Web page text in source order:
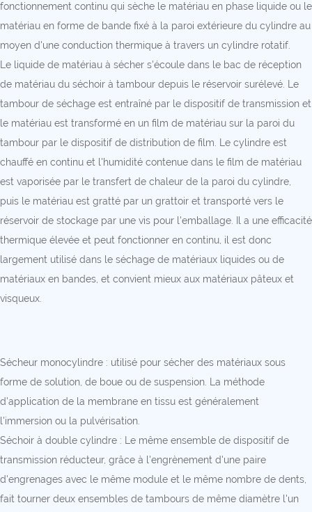
fonctionnement continu qui sèche le matériau en phase liquide ou le
matériau en forme de bande fixé à la paroi extérieure du cylindre au
moyen d'une conduction thermique à travers un cylindre rotatif.
Le liquide de matériau à sécher s'écoule dans le bac de réception
de matériau du séchoir à tambour depuis le réservoir surélevé. Le
tambour de séchage est entraîné par le dispositif de transmission et
le matériau est transformé en un film de matériau sur la paroi du
tambour par le dispositif de distribution de film. Le cylindre est
chauffé en continu et l'humidité contenue dans le film de matériau
est vaporisée par le transfert de chaleur de la paroi du cylindre,
puis le matériau est gratté par un grattoir et transporté vers le
réservoir de stockage par une vis pour l'emballage. Il a une efficacité
thermique élevée et peut fonctionner en continu, il est donc
largement utilisé dans le séchage de matériaux liquides ou de
matériaux en bandes, et convient mieux aux matériaux pâteux et
visqueux.
Sécheur monocylindre : utilisé pour sécher des matériaux sous
forme de solution, de boue ou de suspension. La méthode
d'application de la membrane en tissu est généralement
l'immersion ou la pulvérisation.
Séchoir à double cylindre : Le même ensemble de dispositif de
transmission réducteur, grâce à l'engrènement d'une paire
d'engrenages avec le même module et le même nombre de dents,
fait tourner deux ensembles de tambours de même diamètre l'un